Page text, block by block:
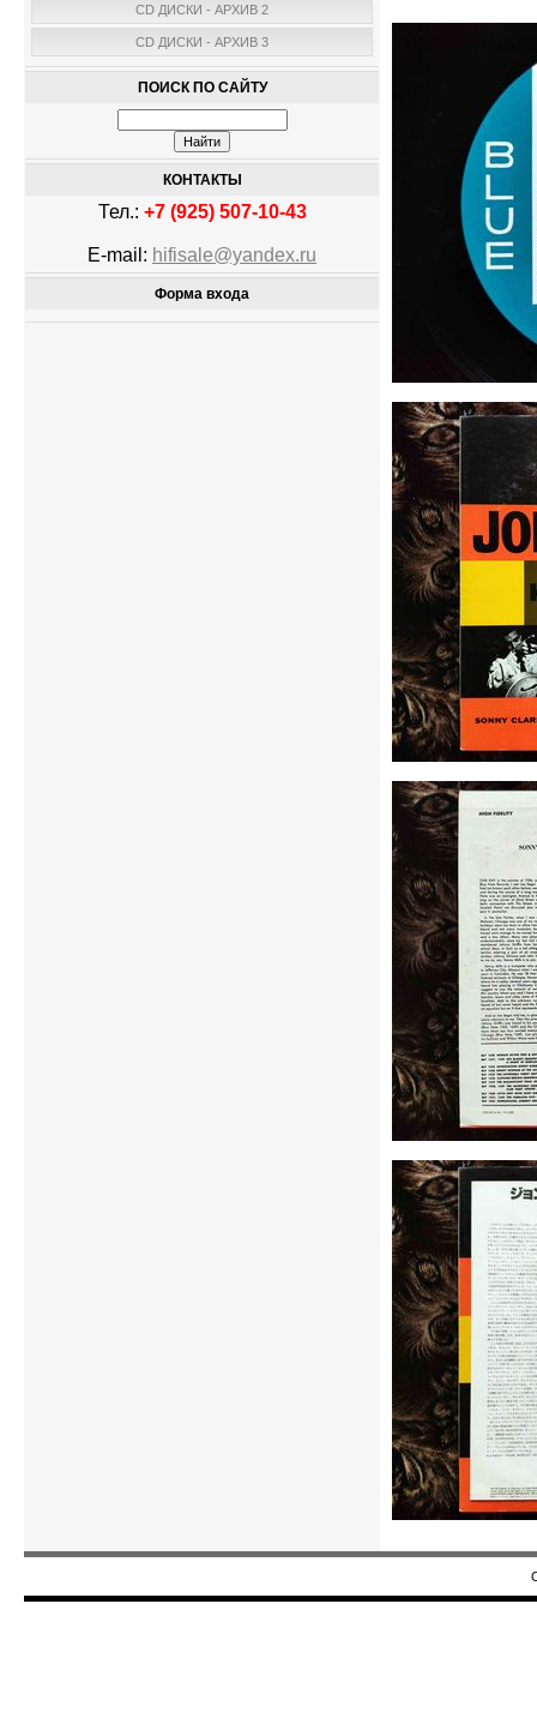
CD ДИСКИ - АРХИВ 2
CD ДИСКИ - АРХИВ 3
ПОИСК ПО САЙТУ
КОНТАКТЫ
Тел.: +7 (925) 507-10-43
E-mail: hifisale@yandex.ru
Форма входа